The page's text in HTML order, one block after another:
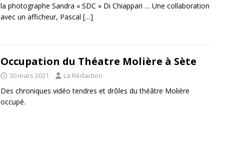
la photographe Sandra « SDC » Di Chiappari … Une collaboration
avec un afficheur, Pascal […]
Occupation du Théatre Molière à Sète
30 mars 2021 La Rédaction
Des chroniques vidéo tendres et drôles du théâtre Molière
occupé.